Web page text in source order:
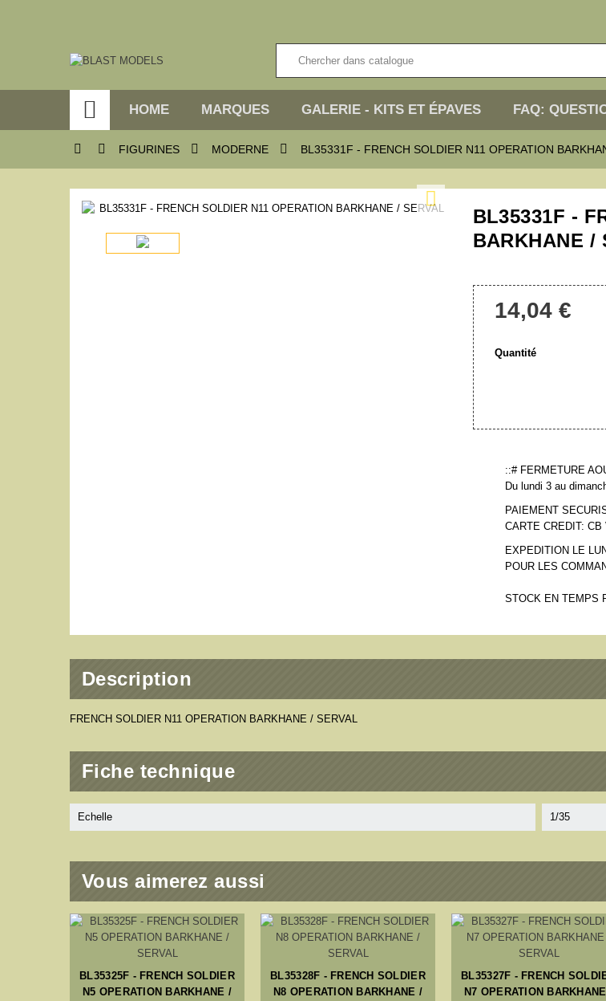
 HOME MARQUES GALERIE - KITS ET ÉPAVES FAQ:
  FIGURINES  MODERNE  BL35331F - FRENCH SOLDIER N11 OPERATION

BL35331F -
BARKHANE /
14,04 €
Quantité
::# FERMETURE
Du lundi 3 au
PAIEMENT
CARTE CREDIT:
EXPEDITION LE
POUR LES
STOCK EN TEMPS
Description
FRENCH SOLDIER N11 OPERATION BARKHANE / SERVAL
Fiche technique
Echelle 1/35
Vous aimerez aussi
BL35325F - FRENCH SOLDIER
N5 OPERATION BARKHANE /
BL35328F - FRENCH SOLDIER
N8 OPERATION BARKHANE /
BL35327F - FRENCH
N7 OPERATION